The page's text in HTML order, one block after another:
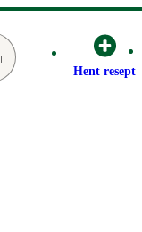
Hent resept